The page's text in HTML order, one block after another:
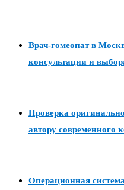
Врач-гомеопат в
консультации и
Проверка
автору современного
Операционная